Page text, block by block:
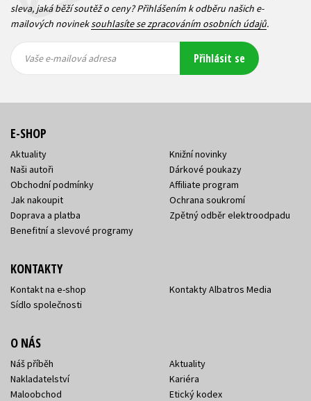
sleva, jaká běží soutěž o ceny? Přihlášením k odběru našich e-
mailových novineksouhlasíte se zpracováním osobních údajů.
mailová
mailová
Vaše e-mailová adresa Přihlásit se
E-SHOP
Aktuality
Naši autoři
Obchodní podmínky
Jak nakoupit
Doprava a platba
Benefitní a slevové programy
Knižní novinky
Dárkové poukazy
Affiliate program
Ochrana soukromí
Zpětný odběr elektroodpadu
KONTAKTY
Kontakt na e-shop
Sídlo společnosti
Kontakty Albatros Media
O NÁS
Náš příběh
Nakladatelství
Maloobchod
Aktuality
Kariéra
Etický kodex